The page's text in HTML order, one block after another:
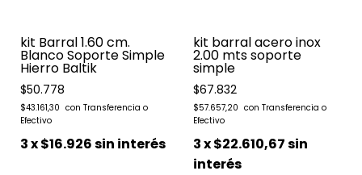
kit Barral 1.60 cm.
Blanco Soporte Simple
Hierro Baltik
$50.778
$43.161,30
3x$16.926sin interés
kit barral acero inox
2.00 mts soporte
simple
$67.832
$57.657,20
3x$22.610,67sin
interés